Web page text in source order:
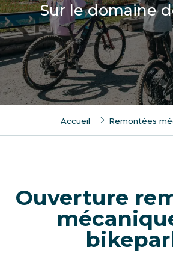
Sur le domaine
Accueil Remontées
Ouverture